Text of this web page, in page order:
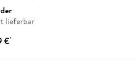
lieferbar
€*